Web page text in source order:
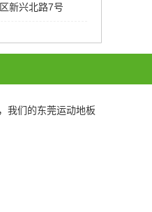
新兴北路7号
我们的东莞运动地板